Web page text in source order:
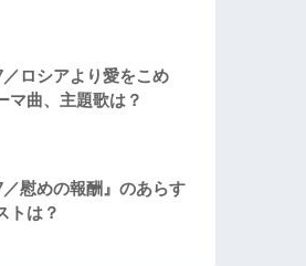
／ロシアより愛をこめ
マ曲、主題歌は？
／慰めの報酬』のあらす
トは？